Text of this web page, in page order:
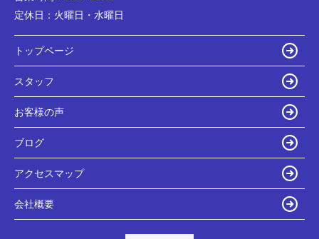
定休日： 火曜日・水曜日
トップページ
スタッフ
お客様の声
ブログ
アクセスマップ
会社概要